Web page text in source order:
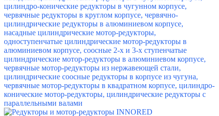
цилиндро-конические редукторы в чугунном корпусе,
червячные редукторы в круглом корпусе, червячно-
цилиндрические редукторы в алюминиевом корпусе,
насадные цилиндрические мотор-редукторы,
одноступенчатые цилиндрические мотор-редукторы в
алюминиевом корпусе, соосные 2-х и 3-х ступенчатые
цилиндрические мотор-редукторы в алюминиевом корпусе,
червячные мотор-редукторы из нержавеющей стали,
цилиндрические соосные редукторы в корпусе из чугуна,
червячные мотор-редукторы в квадратном корпусе, цилиндро-
конические мотор-редукторы, цилиндрические редукторы с
параллельными валами